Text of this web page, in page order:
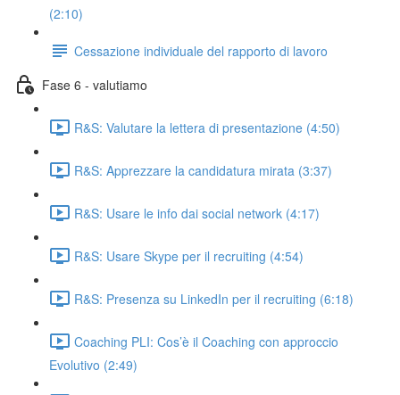
(2:10)
Cessazione individuale del rapporto di lavoro
Fase 6 - valutiamo
R&S: Valutare la lettera di presentazione (4:50)
R&S: Apprezzare la candidatura mirata (3:37)
R&S: Usare le info dai social network (4:17)
R&S: Usare Skype per il recruiting (4:54)
R&S: Presenza su LinkedIn per il recruiting (6:18)
Coaching PLI: Cos’è il Coaching con approccio
Evolutivo (2:49)